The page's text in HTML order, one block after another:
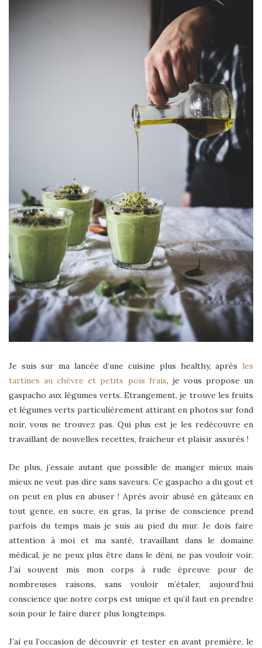
Je suis sur ma lancée d’une cuisine plus healthy, après les
tartines au chèvre et petits pois frais, je vous propose un
gaspacho aux légumes verts. Etrangement, je trouve les fruits
et légumes verts particulièrement attirant en photos sur fond
noir, vous ne trouvez pas. Qui plus est je les redécouvre en
travaillant de nouvelles recettes, fraicheur et plaisir assurés !
De plus, j’essaie autant que possible de manger mieux mais
mieux ne veut pas dire sans saveurs. Ce gaspacho a du gout et
on peut en plus en abuser ! Après avoir abusé en gâteaux en
tout genre, en sucre, en gras, la prise de conscience prend
parfois du temps mais je suis au pied du mur. Je dois faire
attention à moi et ma santé, travaillant dans le domaine
médical, je ne peux plus être dans le déni, ne pas vouloir voir.
J’ai souvent mis mon corps à rude épreuve pour de
nombreuses raisons, sans vouloir m’étaler, aujourd’hui
conscience que notre corps est unique et qu’il faut en prendre
soin pour le faire durer plus longtemps.
J’ai eu l’occasion de découvrir et tester en avant première, le